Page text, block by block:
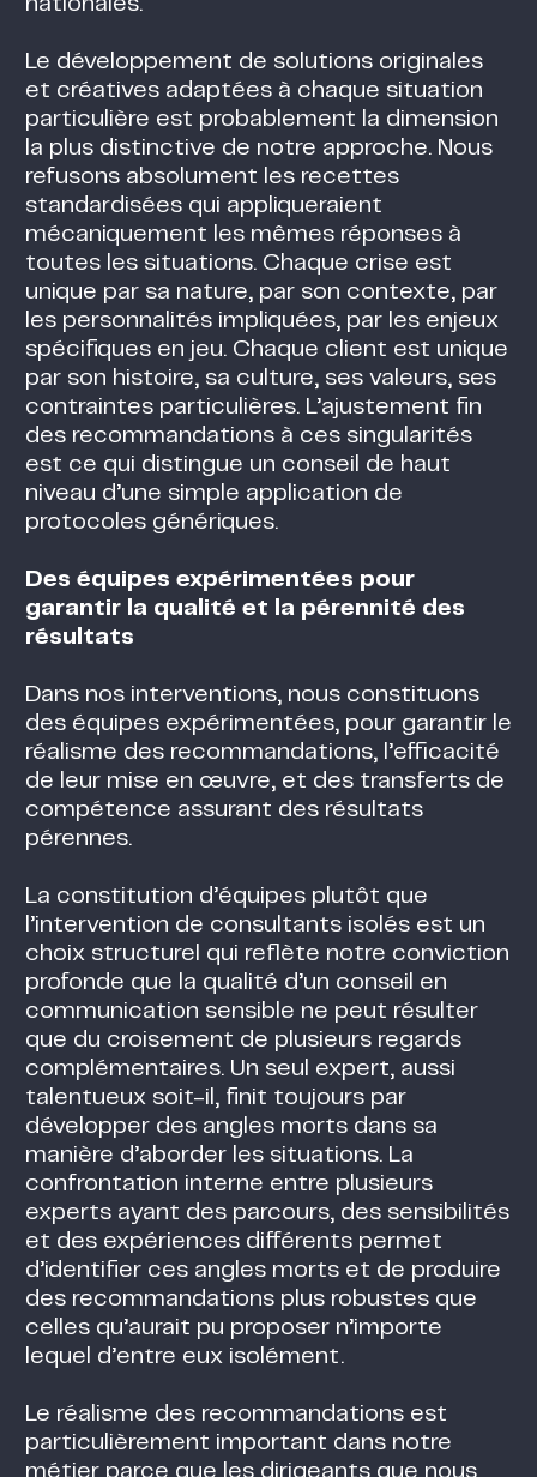
Le développement de solutions originales
et créatives adaptées à chaque situation
particulière est probablement la dimension
la plus distinctive de notre approche. Nous
refusons absolument les recettes
standardisées qui appliqueraient
mécaniquement les mêmes réponses à
toutes les situations. Chaque crise est
unique par sa nature, par son contexte, par
les personnalités impliquées, par les enjeux
spécifiques en jeu. Chaque client est unique
par son histoire, sa culture, ses valeurs, ses
contraintes particulières. L’ajustement fin
des recommandations à ces singularités
est ce qui distingue un conseil de haut
niveau d’une simple application de
protocoles génériques.
Des équipes expérimentées pour
garantir la qualité et la pérennité des
résultats
Dans nos interventions, nous constituons
des équipes expérimentées, pour garantir le
réalisme des recommandations, l’efficacité
de leur mise en œuvre, et des transferts de
compétence assurant des résultats
pérennes.
La constitution d’équipes plutôt que
l’intervention de consultants isolés est un
choix structurel qui reflète notre conviction
profonde que la qualité d’un conseil en
communication sensible ne peut résulter
que du croisement de plusieurs regards
complémentaires. Un seul expert, aussi
talentueux soit-il, finit toujours par
développer des angles morts dans sa
manière d’aborder les situations. La
confrontation interne entre plusieurs
experts ayant des parcours, des sensibilités
et des expériences différents permet
d’identifier ces angles morts et de produire
des recommandations plus robustes que
celles qu’aurait pu proposer n’importe
lequel d’entre eux isolément.
Le réalisme des recommandations est
particulièrement important dans notre
métier parce que les dirigeants que nous